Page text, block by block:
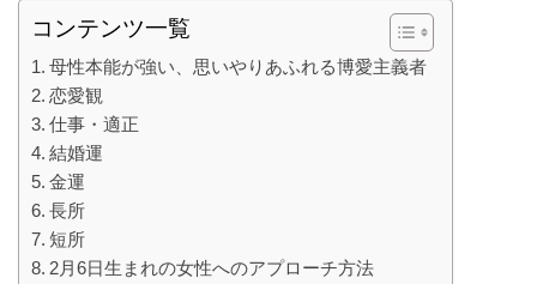
コンテンツ一覧
母性本能が強い、思いやりあふれる博愛主義者
恋愛観
仕事・適正
結婚運
金運
長所
短所
2月6日生まれの女性へのアプローチ方法